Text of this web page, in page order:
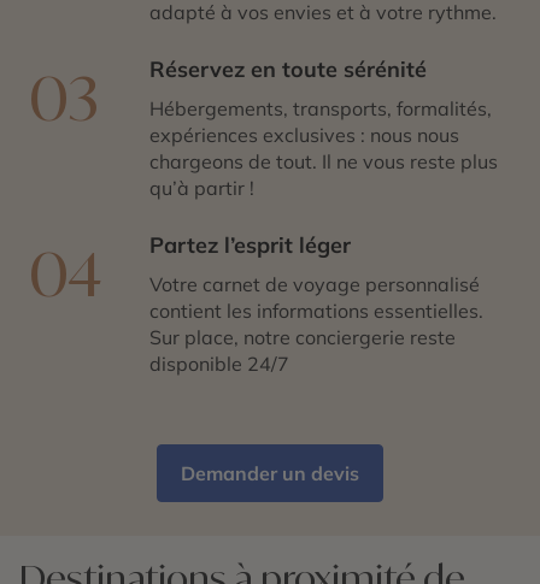
adapté à vos envies et à votre rythme.
03 Réservez en toute sérénité
Hébergements, transports, formalités,
expériences exclusives : nous nous
chargeons de tout. Il ne vous reste plus
qu’à partir !
04 Partez l’esprit léger
Votre carnet de voyage personnalisé
contient les informations essentielles.
Sur place, notre conciergerie reste
disponible 24/7
Demander un devis